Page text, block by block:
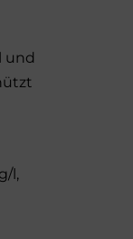
und
l,